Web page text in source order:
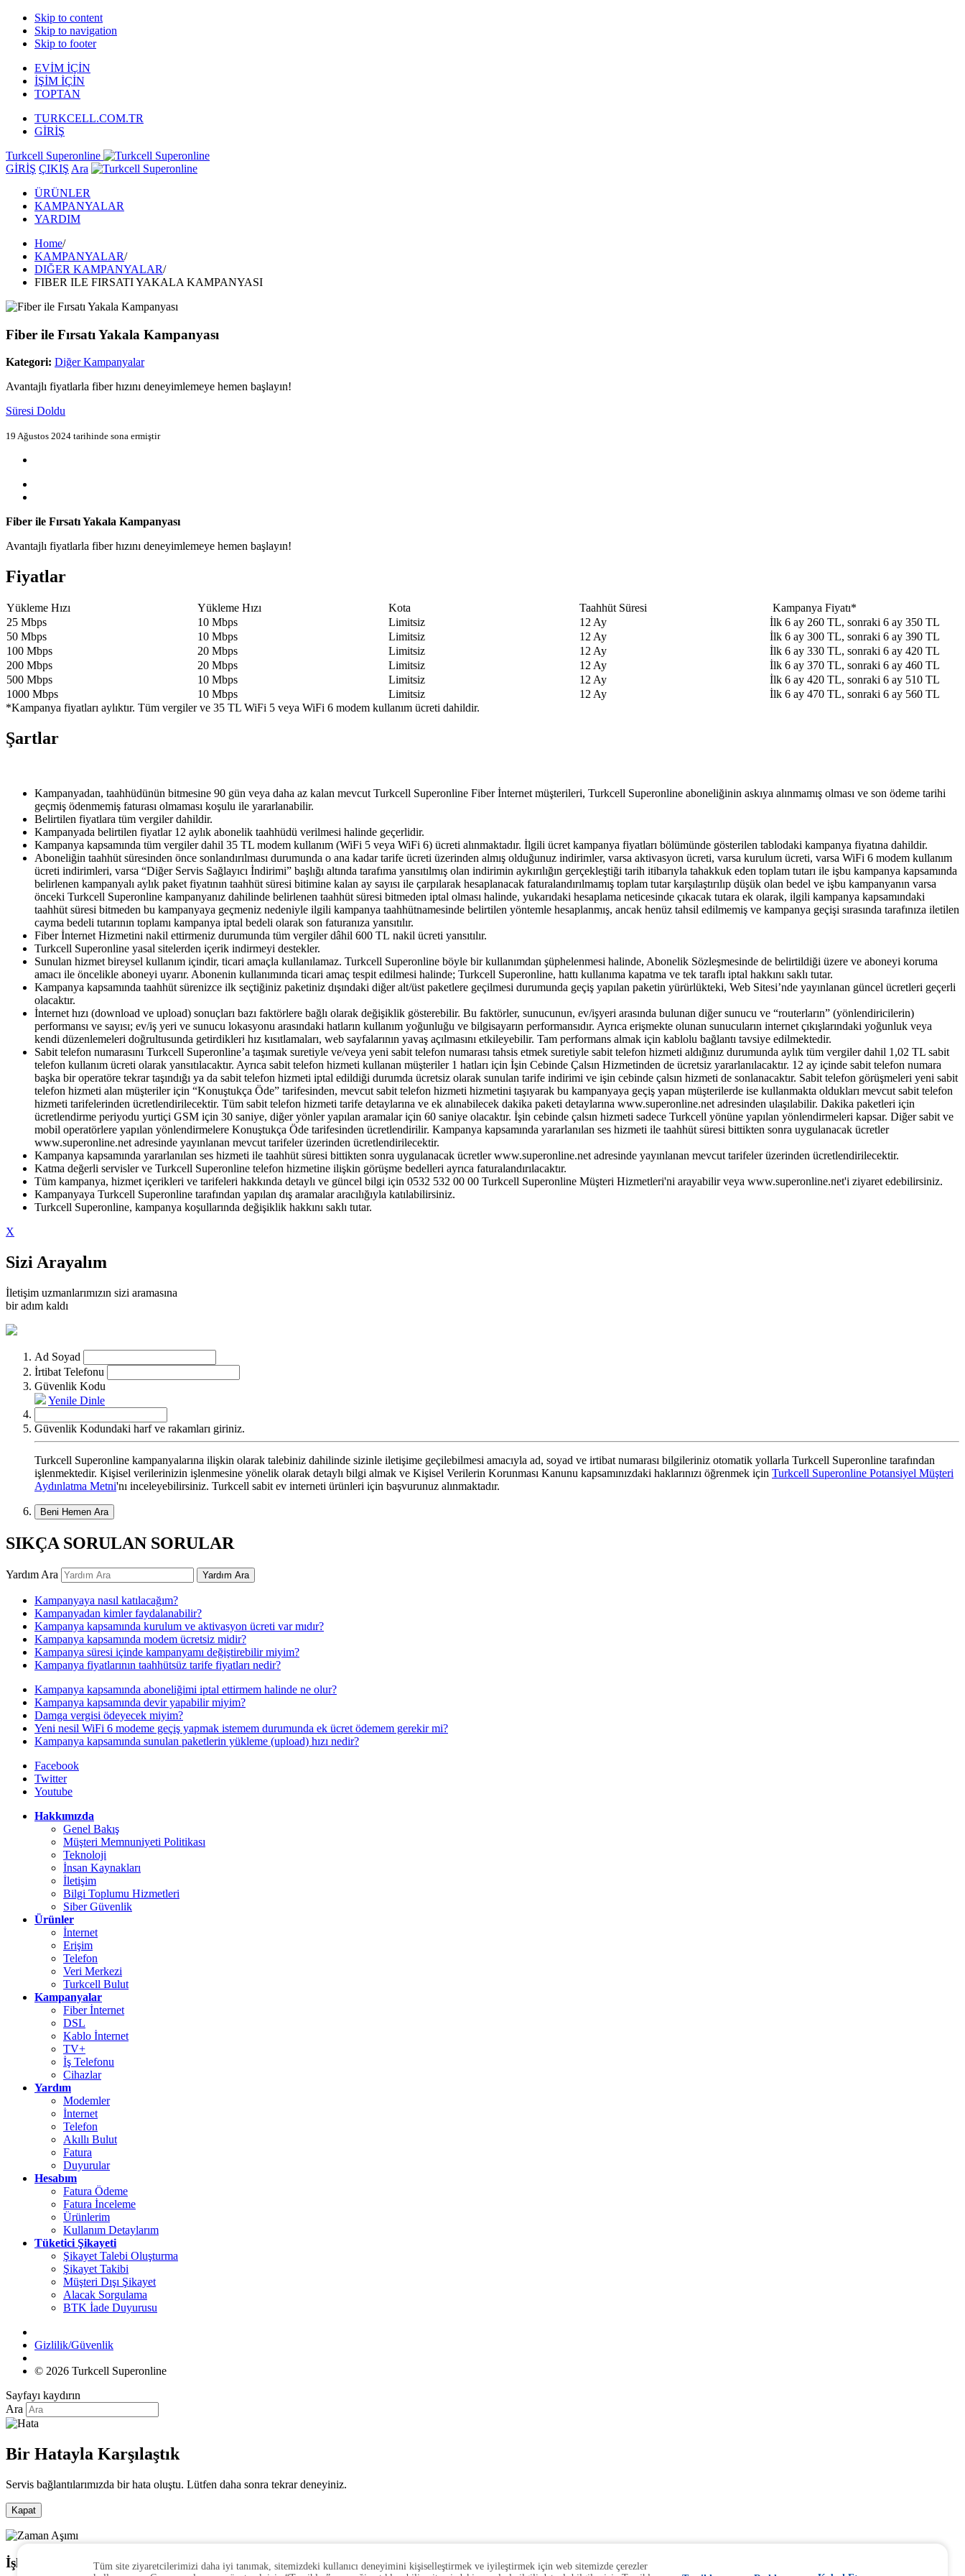
Skip to content
Skip to navigation
Skip to footer
EVİM İÇİN
İŞİM İÇİN
TOPTAN
TURKCELL.COM.TR
GİRİŞ
Turkcell Superonline
GİRİŞ ÇIKIŞ Ara
ÜRÜNLER
KAMPANYALAR
YARDIM
Home/
KAMPANYALAR/
DIĞER KAMPANYALAR/
FIBER ILE FIRSATI YAKALA KAMPANYASI
Fiber ile Fırsatı Yakala Kampanyası
Kategori: Diğer Kampanyalar
Avantajlı fiyatlarla fiber hızını deneyimlemeye hemen başlayın!
Süresi Doldu
19 Ağustos 2024 tarihinde sona ermiştir
Fiber ile Fırsatı Yakala Kampanyası
Avantajlı fiyatlarla fiber hızını deneyimlemeye hemen başlayın!
Fiyatlar
Yükleme Hızı Yükleme Hızı​ ​Kota ​​​​Taahhüt Süresi
​​ Kampanya Fiyatı*
​25 Mbps
​10 Mbps ​Limitsiz​ 12 Ay​
İlk 6 ay 260 TL, sonraki 6 ay 350 TL
50 Mbps​
10 Mbps​ Limitsiz​​ 12 Ay​
İlk 6 ay 300 TL, sonraki 6 ay 390 TL
100 Mbps​
20 Mbps​ Limitsiz​​ 12 Ay​
İlk 6 ay 330 TL, sonraki 6 ay 420 TL
​200 Mbps
20 Mbps​ Limitsiz​​ 12 Ay​
İlk 6 ay 370 TL, sonraki 6 ay 460 TL
​500 Mbps
​10 Mbps Limitsiz​​ 12 Ay​​
İlk 6 ay 420 TL, sonraki 6 ay 510 TL​
​1000 Mbps
10 Mbps​ Limitsiz​​ 12 Ay​
İlk 6 ay 470 TL, sonraki 6 ay 560 TL​​
*Kampanya fiyatları aylıktır. Tüm vergiler ve 35 TL WiFi 5 veya WiFi 6 modem kullanım ücreti dahildir.
Şartlar
Kampanyadan, taahhüdünün bitmesine 90 gün veya daha az kalan mevcut Turkcell Superonline Fiber İnternet müşterileri, Turkcell Superonline aboneliğinin askıya alınmamış olması ve son ödeme tarihi
geçmiş ödenmemiş faturası olmaması koşulu ile yararlanabilir.​
Belirtilen fiyatlara tüm vergiler dahildir.
Kampanyada belirtilen fiyatlar 12 aylık abonelik taahhüdü verilmesi halinde geçerlidir.
Kampanya kapsamında tüm vergiler dahil 35 TL modem kullanım (WiFi 5 veya WiFi 6) ücreti alınmaktadır. İlgili ücret kampanya fiyatları bölümünde gösterilen tablodaki kampanya fiyatına dahildir.
Aboneliğin taahhüt süresinden önce sonlandırılması durumunda o ana kadar tarife ücreti üzerinden almış olduğunuz indirimler, varsa aktivasyon ücreti, varsa kurulum ücreti, varsa WiFi 6 modem kullanım
ücreti indirimleri, varsa “Diğer Servis Sağlayıcı İndirimi” başlığı altında tarafıma yansıtılmış olan indirimin aykırılığın gerçekleştiği tarih itibarıyla tahakkuk eden toplam tutarı ile işbu kampanya kapsamında
belirlenen kampanyalı aylık paket fiyatının taahhüt süresi bitimine kalan ay sayısı ile çarpılarak hesaplanacak faturalandırılmamış toplam tutar karşılaştırılıp düşük olan bedel ve işbu kampanyanın varsa
önceki Turkcell Superonline kampanyanız dahilinde belirlenen taahhüt süresi bitmeden iptal olması halinde, yukarıdaki hesaplama neticesinde çıkacak tutara ek olarak, ilgili kampanya kapsamındaki
taahhüt süresi bitmeden bu kampanyaya geçmeniz nedeniyle ilgili kampanya taahhütnamesinde belirtilen yöntemle hesaplanmış, ancak henüz tahsil edilmemiş ve kampanya geçişi sırasında tarafınıza iletilen
cayma bedeli tutarının toplamı kampanya iptal bedeli olarak son faturanıza yansıtılır.
Fiber İnternet Hizmetini nakil ettirmeniz durumunda tüm vergiler dâhil 600 TL nakil ücreti yansıtılır.
Turkcell Superonline yasal sitelerden içerik indirmeyi destekler.
Sunulan hizmet bireysel kullanım içindir, ticari amaçla kullanılamaz. Turkcell Superonline böyle bir kullanımdan şüphelenmesi halinde, Abonelik Sözleşmesinde de belirtildiği üzere ve aboneyi koruma
amacı ile öncelikle aboneyi uyarır. Abonenin kullanımında ticari amaç tespit edilmesi halinde; Turkcell Superonline, hattı kullanıma kapatma ve tek taraflı iptal hakkını saklı tutar. ​
Kampanya kapsamında taahhüt sürenizce ilk seçtiğiniz paketiniz dışındaki diğer alt/üst paketlere geçilmesi durumunda geçiş yapılan paketin yürürlükteki, Web Sitesi’nde yayınlanan güncel ücretleri geçerli
olacaktır.
İnternet hızı (download ve upload) sonuçları bazı faktörlere bağlı olarak değişiklik gösterebilir. Bu faktörler, sunucunun, ev/işyeri arasında bulunan diğer sunucu ve “routerların” (yönlendiricilerin)
performansı ve sayısı; ev/iş yeri ve sunucu lokasyonu arasındaki hatların kullanım yoğunluğu ve bilgisayarın performansıdır. Ayrıca erişmekte olunan sunucuların internet çıkışlarındaki yoğunluk veya
kendi düzenlemeleri doğrultusunda getirdikleri hız kısıtlamaları, web sayfalarının yavaş açılmasını etkileyebilir. Tam performans almak için kablolu bağlantı tavsiye edilmektedir. ​
Sabit telefon numarasını Turkcell Superonline’a taşımak suretiyle ve/veya yeni sabit telefon numarası tahsis etmek suretiyle sabit telefon hizmeti aldığınız durumunda aylık tüm vergiler dahil 1,02 TL sabit
telefon kullanım ücreti olarak yansıtılacaktır. Ayrıca sabit telefon hizmeti kullanan müşteriler 1 hatları için İşin Cebinde Çalsın Hizmetinden de ücretsiz yararlanılacaktır. 12 ay içinde sabit telefon numara
başka bir operatöre tekrar taşındığı ya da sabit telefon hizmeti iptal edildiği durumda ücretsiz olarak sunulan tarife indirimi ve işin cebinde çalsın hizmeti de sonlanacaktır. Sabit telefon görüşmeleri yeni sabit
telefon hizmeti alan müşteriler için “Konuştukça Öde” tarifesinden, mevcut sabit telefon hizmeti hizmetini taşıyarak bu kampanyaya geçiş yapan müşterilerde ise kullanmakta oldukları mevcut sabit telefon
hizmeti tarifelerinden ücretlendirilecektir. Tüm sabit telefon hizmeti tarife detaylarına ve ek alınabilecek dakika paketi detaylarına www.superonline.net adresinden ulaşılabilir. Dakika paketleri için
ücretlendirme periyodu yurtiçi GSM için 30 saniye, diğer yönler yapılan aramalar için 60 saniye olacaktır. İşin cebinde çalsın hizmeti sadece Turkcell yönüne yapılan yönlendirmeleri kapsar. Diğer sabit ve
mobil operatörlere yapılan yönlendirmelere Konuştukça Öde tarifesinden ücretlendirilir. Kampanya kapsamında yararlanılan ses hizmeti ile taahhüt süresi bittikten sonra uygulanacak ücretler
www.superonline.net adresinde yayınlanan mevcut tarifeler üzerinden ücretlendirilecektir.
Kampanya kapsamında yararlanılan ses hizmeti ile taahhüt süresi bittikten sonra uygulanacak ücretler www.superonline.net adresinde yayınlanan mevcut tarifeler üzerinden ücretlendirilecektir.
Katma değerli servisler ve Turkcell Superonline telefon hizmetine ilişkin görüşme bedelleri ayrıca faturalandırılacaktır.
Tüm kampanya, hizmet içerikleri ve tarifeleri hakkında detaylı ve güncel bilgi için 0532 532 00 00 Turkcell Superonline Müşteri Hizmetleri'ni arayabilir veya www.superonline.net'i ziyaret edebilirsiniz.
Kampanyaya Turkcell Superonline tarafından yapılan dış aramalar aracılığıyla katılabilirsiniz.
Turkcell Superonline, kampanya koşullarında değişiklik hakkını saklı tutar.
X
Sizi Arayalım
İletişim uzmanlarımızın sizi aramasına
bir adım kaldı
Ad Soyad
İrtibat Telefonu
Güvenlik Kodu
Yenile Dinle
Güvenlik Kodundaki harf ve rakamları giriniz.
Turkcell Superonline kampanyalarına ilişkin olarak talebiniz dahilinde sizinle iletişime geçilebilmesi amacıyla ad, soyad ve irtibat numarası bilgileriniz otomatik yollarla Turkcell Superonline tarafından
işlenmektedir. Kişisel verilerinizin işlenmesine yönelik olarak detaylı bilgi almak ve Kişisel Verilerin Korunması Kanunu kapsamınızdaki haklarınızı öğrenmek için Turkcell Superonline Potansiyel Müşteri
Aydınlatma Metni'nı inceleyebilirsiniz. Turkcell sabit ev interneti ürünleri için başvurunuz alınmaktadır.
Beni Hemen Ara
SIKÇA SORULAN SORULAR
Yardım Ara Yardım Ara
Kampanyaya nasıl katılacağım?
Kampanyadan kimler faydalanabilir?
Kampanya kapsamında kurulum ve aktivasyon ücreti var mıdır?
Kampanya kapsamında modem ücretsiz midir?
Kampanya süresi içinde kampanyamı değiştirebilir miyim?
Kampanya fiyatlarının taahhütsüz tarife fiyatları nedir?
Kampanya kapsamında aboneliğimi iptal ettirmem halinde ne olur?
Kampanya kapsamında devir yapabilir miyim?
Damga vergisi ödeyecek miyim?
Yeni nesil WiFi 6 modeme geçiş yapmak istemem durumunda ek ücret ödemem gerekir mi?
Kampanya kapsamında sunulan paketlerin yükleme (upload) hızı nedir?
Facebook
Twitter
Youtube
Hakkımızda
Genel Bakış
Müşteri Memnuniyeti Politikası
Teknoloji
İnsan Kaynakları
İletişim
Bilgi Toplumu Hizmetleri
Siber Güvenlik
Ürünler
İnternet
Erişim
Telefon
Veri Merkezi
Turkcell Bulut
Kampanyalar
Fiber İnternet
DSL
Kablo İnternet
TV+
İş Telefonu
Cihazlar
Yardım
Modemler
İnternet
Telefon
Akıllı Bulut
Fatura
Duyurular
Hesabım
Fatura Ödeme
Fatura İnceleme
Ürünlerim
Kullanım Detaylarım
Tüketici Şikayeti
Şikayet Talebi Oluşturma
Şikayet Takibi
Müşteri Dışı Şikayet
Alacak Sorgulama
BTK İade Duyurusu
Gizlilik/Güvenlik
© 2026 Turkcell Superonline
Sayfayı kaydırın
Ara
Bir Hatayla Karşılaştık
Servis bağlantılarımızda bir hata oluştu. Lütfen daha sonra tekrar deneyiniz.
Kapat
İşlem yapmadığınız sürece oturumunuz kapatılacaktır.